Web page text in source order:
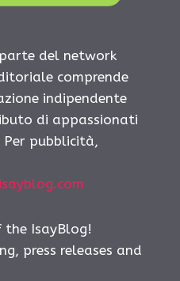
del network
comprende
indipendente
di appassionati
pubblicità,
the IsayBlog!
press releases and